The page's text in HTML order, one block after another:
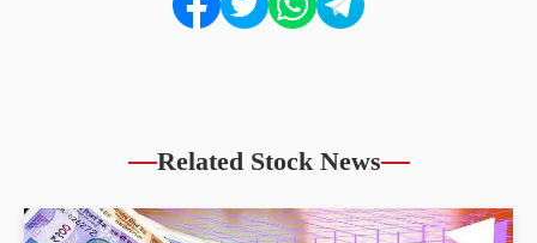
Related Stock News